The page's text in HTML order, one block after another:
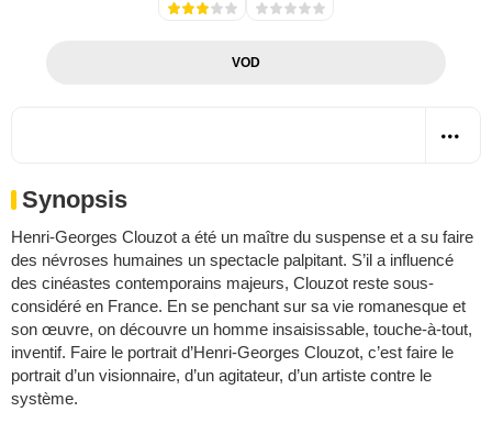
VOD
Synopsis
Henri-Georges Clouzot a été un maître du suspense et a su faire
des névroses humaines un spectacle palpitant. S’il a influencé
des cinéastes contemporains majeurs, Clouzot reste sous-
considéré en France. En se penchant sur sa vie romanesque et
son œuvre, on découvre un homme insaisissable, touche-à-tout,
inventif. Faire le portrait d’Henri-Georges Clouzot, c’est faire le
portrait d’un visionnaire, d’un agitateur, d’un artiste contre le
système.